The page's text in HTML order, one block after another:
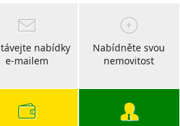
nabídky
e-mailem
Nabídněte svou
nemovitost